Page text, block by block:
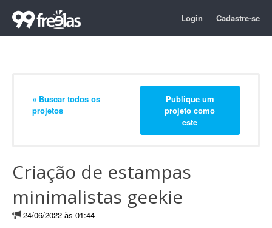
Login Cadastre-se
« Buscar todos os
projetos
Publique um
projeto como
este
Criação de estampas
minimalistas geekie
24/06/2022 às 01:44